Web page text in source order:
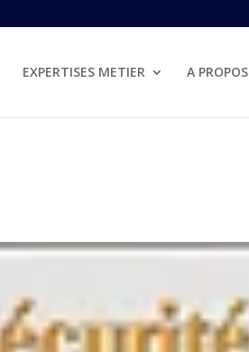
EXPERTISES METIER A PROPOS